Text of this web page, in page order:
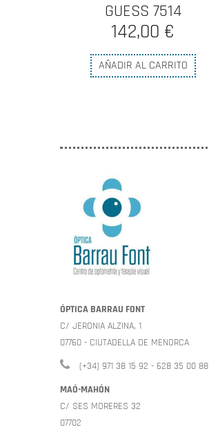
GUESS 7603
115,00 €
AÑADIR AL CARRITO
ÓPTICA BARRAU FONT
C/ JERONIA ALZINA, 1
07760 - CIUTADELLA DE MENORCA
(+34) 971 38 15 92 - 628 35 00 88
MAÓ-MAHÓN
C/ SES MORERES 32
07702